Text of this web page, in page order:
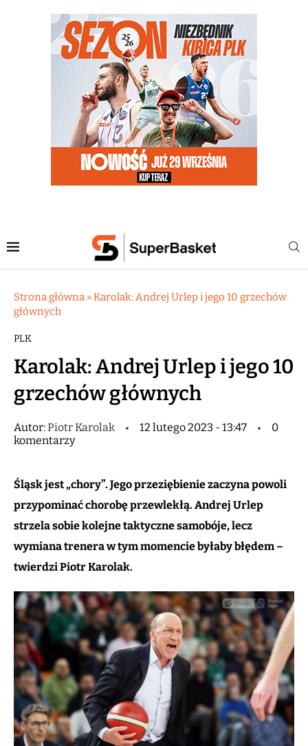
Strona główna »Karolak: Andrej Urlep i jego 10 grzechów
głównych
PLK
Karolak: Andrej Urlep i jego 10
grzechów głównych
Autor:Piotr Karolak 12 lutego 2023 - 13:47
0
komentarzy
Śląsk jest „chory”. Jego przeziębienie zaczyna powoli
przypominać chorobę przewlekłą. Andrej Urlep
strzela sobie kolejne taktyczne samobóje, lecz
wymiana trenera w tym momencie byłaby błędem –
twierdzi Piotr Karolak.